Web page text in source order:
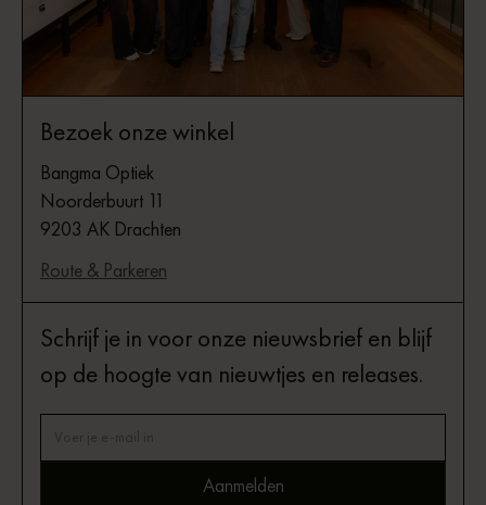
Bezoek onze winkel
Bangma Optiek
Noorderbuurt 11
9203 AK Drachten
Route & Parkeren
Schrijf je in voor onze nieuwsbrief en blijf
op de hoogte van nieuwtjes en releases.